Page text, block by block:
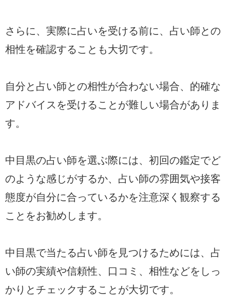
さらに、実際に占いを受ける前に、占い師との
相性を確認することも大切です。
自分と占い師との相性が合わない場合、的確な
アドバイスを受けることが難しい場合がありま
す。
中目黒の占い師を選ぶ際には、初回の鑑定でど
のような感じがするか、占い師の雰囲気や接客
態度が自分に合っているかを注意深く観察する
ことをお勧めします。
中目黒で当たる占い師を見つけるためには、占
い師の実績や信頼性、口コミ、相性などをしっ
かりとチェックすることが大切です。